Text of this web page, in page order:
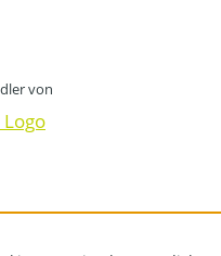
von